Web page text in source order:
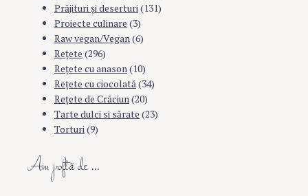
Prăjituri şi deserturi (131)
Proiecte culinare (3)
Raw vegan/Vegan (6)
Rețete (296)
Reţete cu anason (10)
Reţete cu ciocolată (34)
Reţete de Crăciun (20)
Tarte dulci si sărate (23)
Torturi (9)
Am poftă de …